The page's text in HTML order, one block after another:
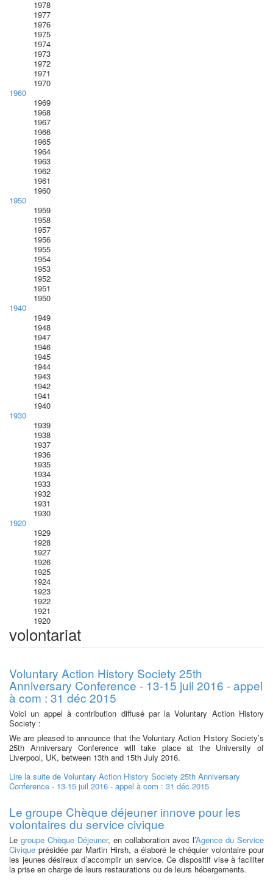
1978
1977
1976
1975
1974
1973
1972
1971
1970
1960
1969
1968
1967
1966
1965
1964
1963
1962
1961
1960
1950
1959
1958
1957
1956
1955
1954
1953
1952
1951
1950
1940
1949
1948
1947
1946
1945
1944
1943
1942
1941
1940
1930
1939
1938
1937
1936
1935
1934
1933
1932
1931
1930
1920
1929
1928
1927
1926
1925
1924
1923
1922
1921
1920
volontariat
Voluntary Action History Society 25th
Anniversary Conference - 13-15 juil 2016 - appel
à com : 31 déc 2015
Voici un appel à contribution diffusé par la Voluntary Action History
Society :
We are pleased to announce that the Voluntary Action History Society’s
25th Anniversary Conference will take place at the University of
Liverpool, UK, between 13th and 15th July 2016.
Lire la suite de Voluntary Action History Society 25th Anniversary
Conference - 13-15 juil 2016 - appel à com : 31 déc 2015
Le groupe Chèque déjeuner innove pour les
volontaires du service civique
Le groupe Chèque Déjeuner, en collaboration avec l’Agence du Service
Civique présidée par Martin Hirsh, a élaboré le chéquier volontaire pour
les jeunes désireux d’accomplir un service. Ce dispositif vise à faciliter
la prise en charge de leurs restaurations ou de leurs hébergements.